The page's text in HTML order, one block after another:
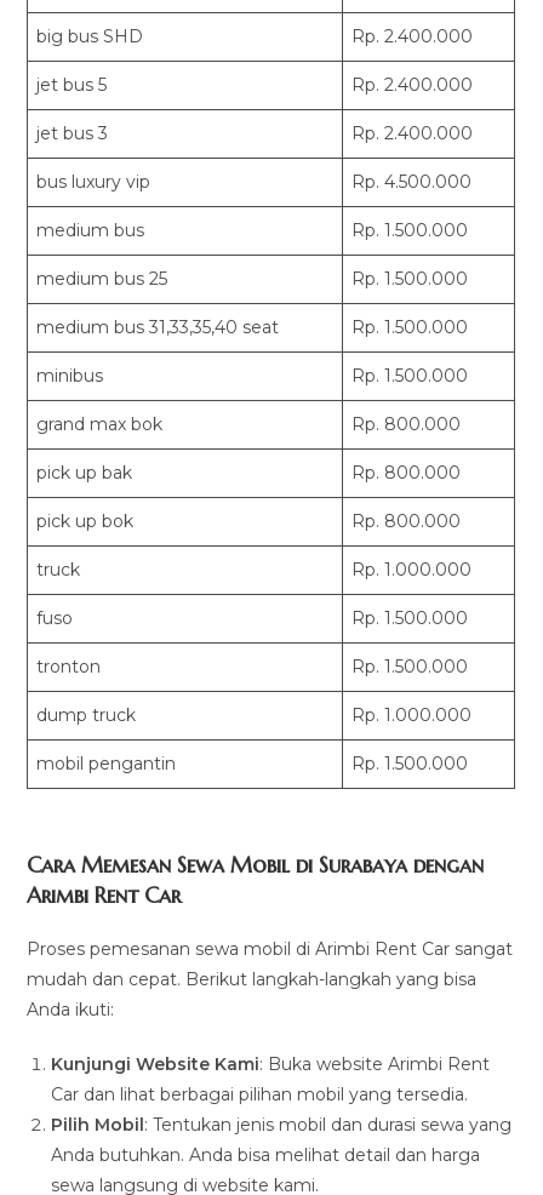
big bus SHD Rp. 2.400.000
jet bus 5 Rp. 2.400.000
jet bus 3 Rp. 2.400.000
bus luxury vip Rp. 4.500.000
medium bus Rp. 1.500.000
medium bus 25 Rp. 1.500.000
medium bus 31,33,35,40 seat Rp. 1.500.000
minibus Rp. 1.500.000
grand max bok Rp. 800.000
pick up bak Rp. 800.000
pick up bok Rp. 800.000
truck Rp. 1.000.000
fuso Rp. 1.500.000
tronton Rp. 1.500.000
dump truck Rp. 1.000.000
mobil pengantin Rp. 1.500.000
Cara Memesan Sewa Mobil di Surabaya dengan
Arimbi Rent Car
Proses pemesanan sewa mobil di Arimbi Rent Car sangat
mudah dan cepat. Berikut langkah-langkah yang bisa
Anda ikuti:
Kunjungi Website Kami: Buka website Arimbi Rent
Car dan lihat berbagai pilihan mobil yang tersedia.
Pilih Mobil : Tentukan jenis mobil dan durasi sewa yang
Anda butuhkan. Anda bisa melihat detail dan harga
sewa langsung di website kami.